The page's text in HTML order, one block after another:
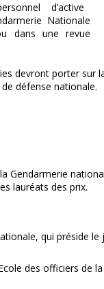
d’active
Nationale
dans une revue
devront porter sur
défense nationale.
Gendarmerie
lauréats des prix.
qui préside le
des officiers de